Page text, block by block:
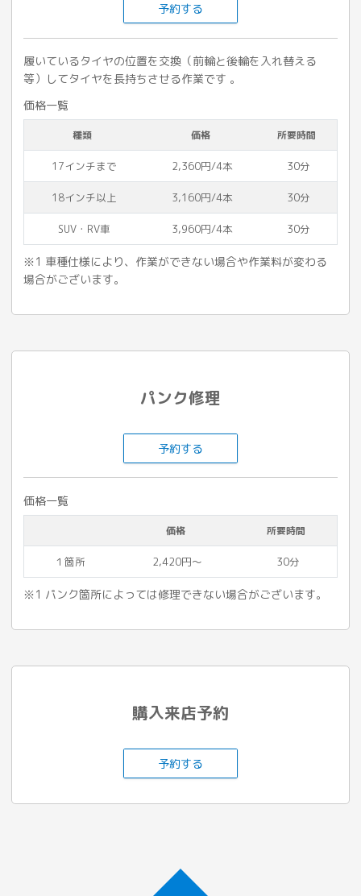
予約する
履いているタイヤの位置を交換（前輪と後輪を入れ替える
等）してタイヤを長持ちさせる作業です 。
価格一覧
種類 価格 所要時間
17インチまで 2,360円/4本 30分
18インチ以上 3,160円/4本 30分
SUV・RV車 3,960円/4本 30分
※1 車種仕様により、作業ができない場合や作業料が変わる
場合がございます。
パンク修理
予約する
価格一覧
価格 所要時間
１箇所 2,420円〜 30分
※1 パンク箇所によっては修理できない場合がございます。
購入来店予約
予約する